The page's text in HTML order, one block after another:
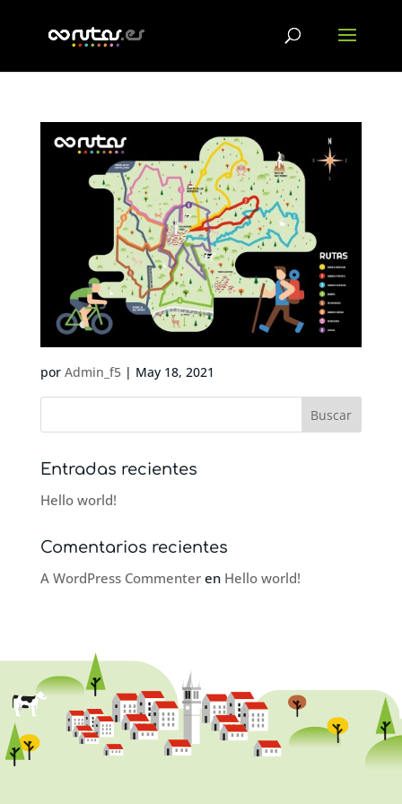
por Admin_f5| May 18, 2021
Entradas recientes
Hello world!
Comentarios recientes
A WordPress Commenteren Hello world!